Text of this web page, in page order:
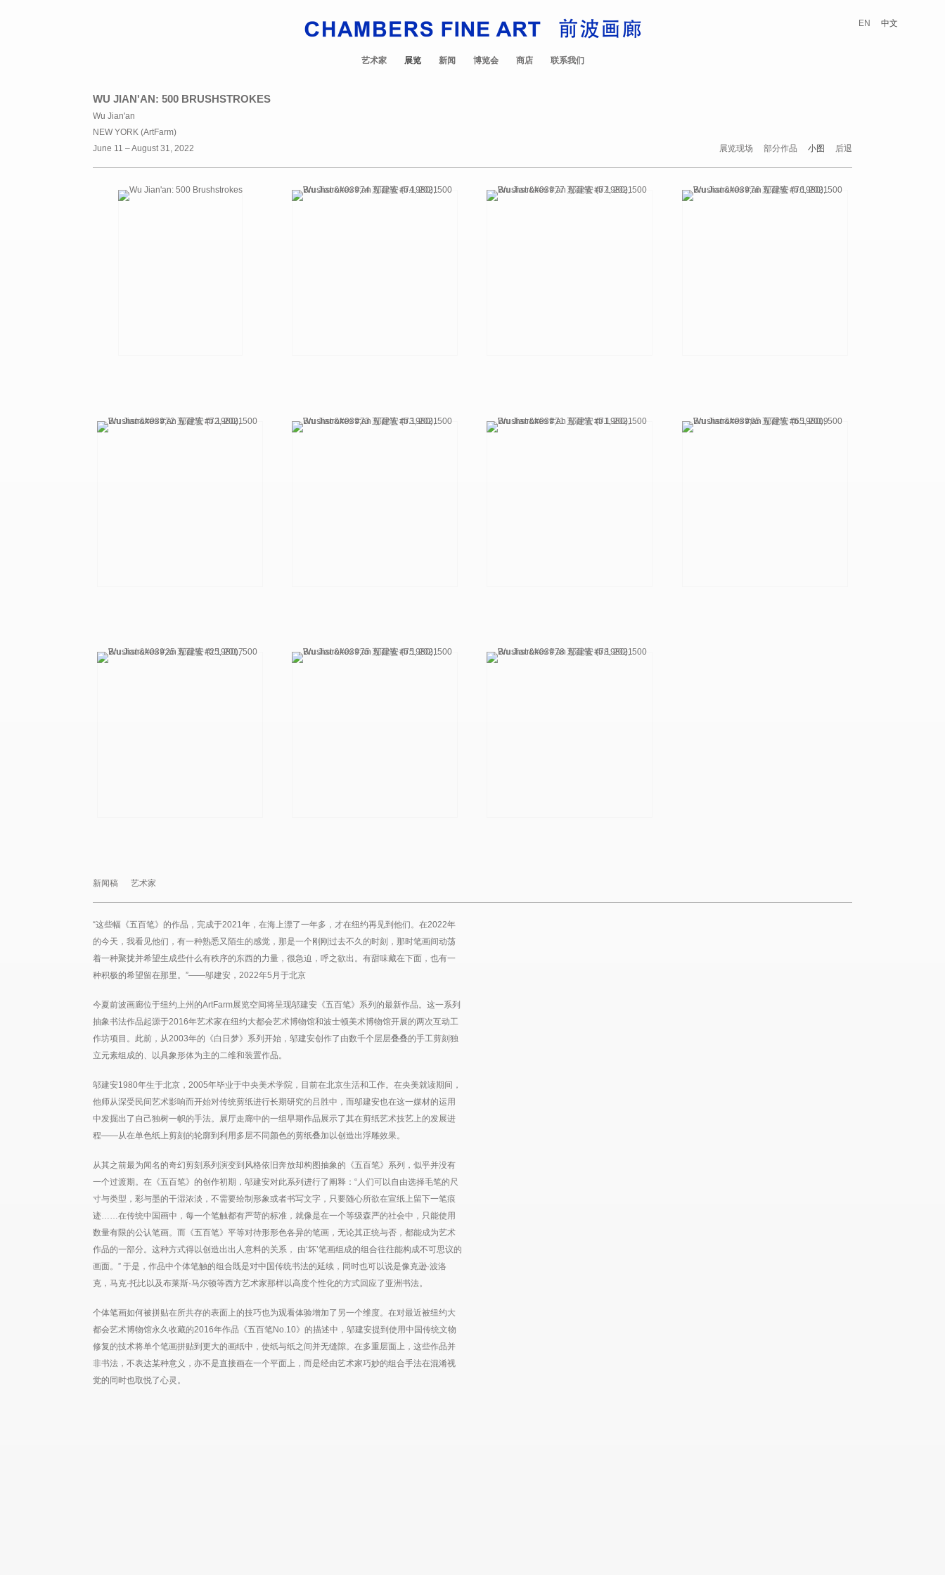
艺术家 展览 新闻 博览会 商店 联系我们
EN 中文
WU JIAN'AN: 500 BRUSHSTROKES
Wu Jian'an
NEW YORK (ArtFarm)
June 11 – August 31, 2022
展览现场 部分作品 小图 后退
新闻稿 艺术家
“这些幅《五百笔》的作品，完成于2021年，在海上漂了一年多，才在纽约再见到他们。在2022年
的今天，我看见他们，有一种熟悉又陌生的感觉，那是一个刚刚过去不久的时刻，那时笔画间动荡
着一种聚拢并希望生成些什么有秩序的东西的力量，很急迫，呼之欲出。有甜味藏在下面，也有一
种积极的希望留在那里。”——邬建安，2022年5月于北京
今夏前波画廊位于纽约上州的ArtFarm展览空间将呈现邬建安《五百笔》系列的最新作品。这一系列
抽象书法作品起源于2016年艺术家在纽约大都会艺术博物馆和波士顿美术博物馆开展的两次互动工
作坊项目。此前，从2003年的《白日梦》系列开始，邬建安创作了由数千个层层叠叠的手工剪刻独
立元素组成的、以具象形体为主的二维和装置作品。
邬建安1980年生于北京，2005年毕业于中央美术学院，目前在北京生活和工作。在央美就读期间，
他师从深受民间艺术影响而开始对传统剪纸进行长期研究的吕胜中，而邬建安也在这一媒材的运用
中发掘出了自己独树一帜的手法。展厅走廊中的一组早期作品展示了其在剪纸艺术技艺上的发展进
程——从在单色纸上剪刻的轮廓到利用多层不同颜色的剪纸叠加以创造出浮雕效果。
从其之前最为闻名的奇幻剪刻系列演变到风格依旧奔放却构图抽象的《五百笔》系列，似乎并没有
一个过渡期。在《五百笔》的创作初期，邬建安对此系列进行了阐释：“人们可以自由选择毛笔的尺
寸与类型，彩与墨的干湿浓淡，不需要绘制形象或者书写文字，只要随心所欲在宣纸上留下一笔痕
迹……在传统中国画中，每一个笔触都有严苛的标准，就像是在一个等级森严的社会中，只能使用
数量有限的公认笔画。而《五百笔》平等对待形形色各异的笔画，无论其正统与否，都能成为艺术
作品的一部分。这种方式得以创造出出人意料的关系， 由‘坏’笔画组成的组合往往能构成不可思议的
画面。” 于是，作品中个体笔触的组合既是对中国传统书法的延续，同时也可以说是像克逊·波洛
克，马克·托比以及布莱斯·马尔顿等西方艺术家那样以高度个性化的方式回应了亚洲书法。
个体笔画如何被拼贴在所共存的表面上的技巧也为观看体验增加了另一个维度。在对最近被纽约大
都会艺术博物馆永久收藏的2016年作品《五百笔No.10》的描述中，邬建安提到使用中国传统文物
修复的技术将单个笔画拼贴到更大的画纸中，使纸与纸之间并无缝隙。在多重层面上，这些作品并
非书法，不表达某种意义，亦不是直接画在一个平面上，而是经由艺术家巧妙的组合手法在混淆视
觉的同时也取悦了心灵。